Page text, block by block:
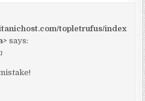
topletrufus/index
says: